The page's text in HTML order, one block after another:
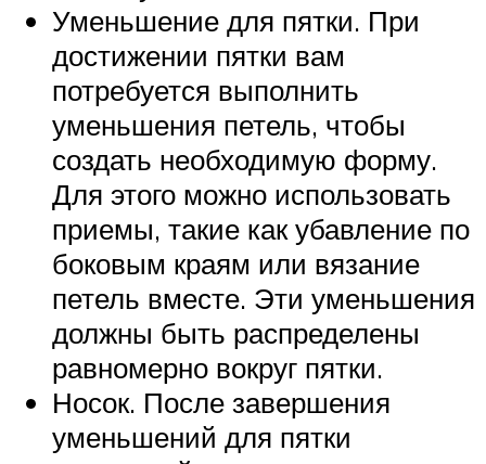
Уменьшение для пятки. При
достижении пятки вам
потребуется выполнить
уменьшения петель, чтобы
создать необходимую форму.
Для этого можно использовать
приемы, такие как убавление по
боковым краям или вязание
петель вместе. Эти уменьшения
должны быть распределены
равномерно вокруг пятки.
Носок. После завершения
уменьшений для пятки